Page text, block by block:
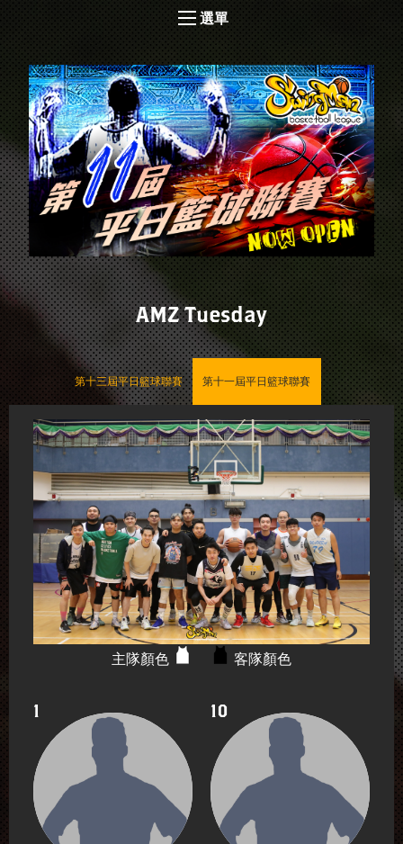
選單
AMZ Tuesday
第十三屆平日籃球聯賽 第十一屆平日籃球聯賽
主隊顏色 客隊顏色
1 10